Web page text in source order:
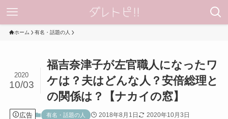
ホーム 有名・話題の人
福吉奈津子が左官職人になったワ
ケは？夫はどんな人？安倍総理と
の関係は？【ナカイの窓】
2020
10/03
広告 有名・話題の人 2018年8月1日 2020年10月3日